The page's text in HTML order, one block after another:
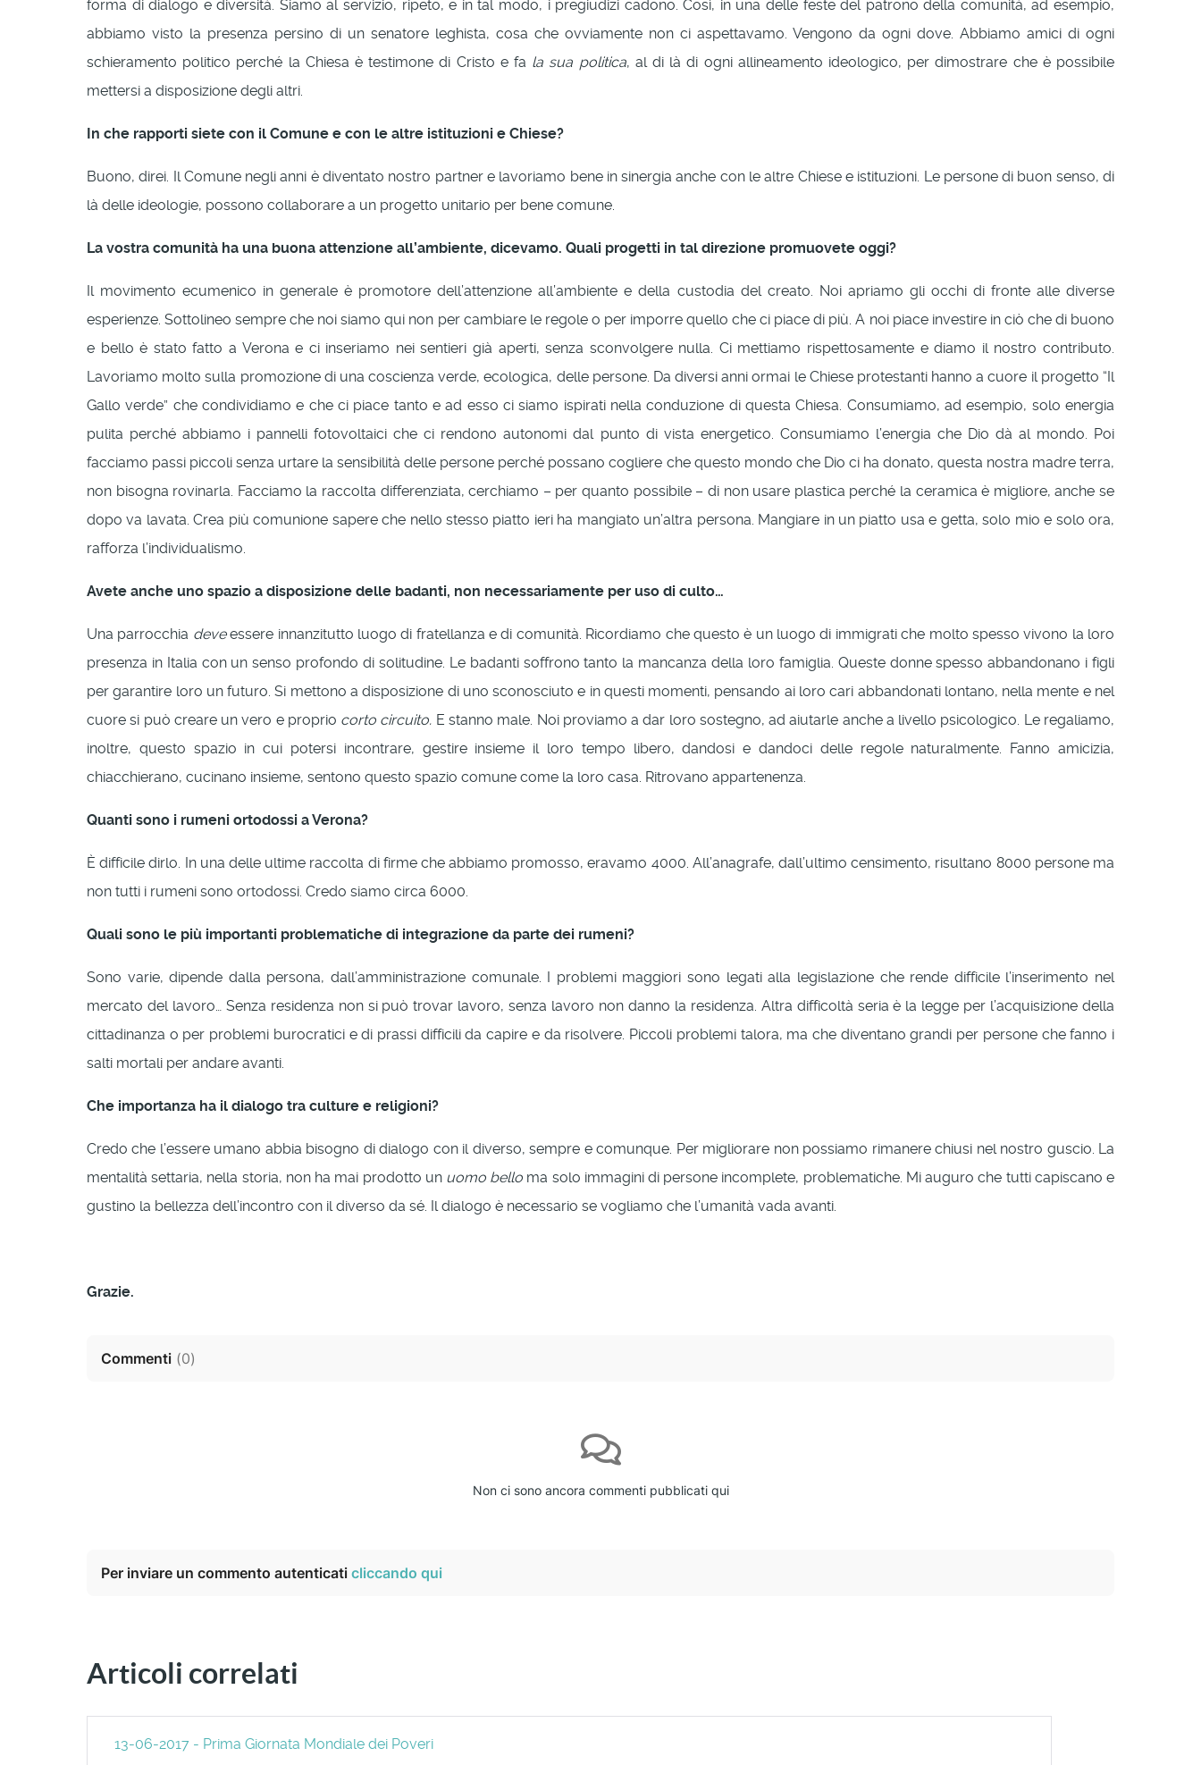
forma di dialogo e diversità. Siamo al servizio, ripeto, e in tal modo, i pregiudizi cadono. Così, in una delle feste del patrono della comunità, ad esempio,
abbiamo visto la presenza persino di un senatore leghista, cosa che ovviamente non ci aspettavamo. Vengono da ogni dove. Abbiamo amici di ogni
schieramento politico perché la Chiesa è testimone di Cristo e fa la sua politica, al di là di ogni allineamento ideologico, per dimostrare che è possibile
mettersi a disposizione degli altri.
In che rapporti siete con il Comune e con le altre istituzioni e Chiese?
Buono, direi. Il Comune negli anni è diventato nostro partner e lavoriamo bene in sinergia anche con le altre Chiese e istituzioni. Le persone di buon senso, di
là delle ideologie, possono collaborare a un progetto unitario per bene comune.
La vostra comunità ha una buona attenzione all’ambiente, dicevamo. Quali progetti in tal direzione promuovete oggi?
Il movimento ecumenico in generale è promotore dell’attenzione all’ambiente e della custodia del creato. Noi apriamo gli occhi di fronte alle diverse
esperienze. Sottolineo sempre che noi siamo qui non per cambiare le regole o per imporre quello che ci piace di più. A noi piace investire in ciò che di buono
e bello è stato fatto a Verona e ci inseriamo nei sentieri già aperti, senza sconvolgere nulla. Ci mettiamo rispettosamente e diamo il nostro contributo.
Lavoriamo molto sulla promozione di una coscienza verde, ecologica, delle persone. Da diversi anni ormai le Chiese protestanti hanno a cuore il progetto “Il
Gallo verde” che condividiamo e che ci piace tanto e ad esso ci siamo ispirati nella conduzione di questa Chiesa. Consumiamo, ad esempio, solo energia
pulita perché abbiamo i pannelli fotovoltaici che ci rendono autonomi dal punto di vista energetico. Consumiamo l’energia che Dio dà al mondo. Poi
facciamo passi piccoli senza urtare la sensibilità delle persone perché possano cogliere che questo mondo che Dio ci ha donato, questa nostra madre terra,
non bisogna rovinarla. Facciamo la raccolta differenziata, cerchiamo – per quanto possibile – di non usare plastica perché la ceramica è migliore, anche se
dopo va lavata. Crea più comunione sapere che nello stesso piatto ieri ha mangiato un’altra persona. Mangiare in un piatto usa e getta, solo mio e solo ora,
rafforza l’individualismo.
Avete anche uno spazio a disposizione delle badanti, non necessariamente per uso di culto…
Una parrocchia deveessere innanzitutto luogo di fratellanza e di comunità. Ricordiamo che questo è un luogo di immigrati che molto spesso vivono la loro
presenza in Italia con un senso profondo di solitudine. Le badanti soffrono tanto la mancanza della loro famiglia. Queste donne spesso abbandonano i figli
per garantire loro un futuro. Si mettono a disposizione di uno sconosciuto e in questi momenti, pensando ai loro cari abbandonati lontano, nella mente e nel
cuore si può creare un vero e proprio corto circuito. E stanno male. Noi proviamo a dar loro sostegno, ad aiutarle anche a livello psicologico. Le regaliamo,
inoltre, questo spazio in cui potersi incontrare, gestire insieme il loro tempo libero, dandosi e dandoci delle regole naturalmente. Fanno amicizia,
chiacchierano, cucinano insieme, sentono questo spazio comune come la loro casa. Ritrovano appartenenza.
Quanti sono i rumeni ortodossi a Verona?
È difficile dirlo. In una delle ultime raccolta di firme che abbiamo promosso, eravamo 4000. All’anagrafe, dall’ultimo censimento, risultano 8000 persone ma
non tutti i rumeni sono ortodossi. Credo siamo circa 6000.
Quali sono le più importanti problematiche di integrazione da parte dei rumeni?
Sono varie, dipende dalla persona, dall’amministrazione comunale. I problemi maggiori sono legati alla legislazione che rende difficile l’inserimento nel
mercato del lavoro… Senza residenza non si può trovar lavoro, senza lavoro non danno la residenza. Altra difficoltà seria è la legge per l’acquisizione della
cittadinanza o per problemi burocratici e di prassi difficili da capire e da risolvere. Piccoli problemi talora, ma che diventano grandi per persone che fanno i
salti mortali per andare avanti.
Che importanza ha il dialogo tra culture e religioni?
Credo che l’essere umano abbia bisogno di dialogo con il diverso, sempre e comunque. Per migliorare non possiamo rimanere chiusi nel nostro guscio. La
mentalità settaria, nella storia, non ha mai prodotto un uomo bello ma solo immagini di persone incomplete, problematiche. Mi auguro che tutti capiscano e
gustino la bellezza dell’incontro con il diverso da sé. Il dialogo è necessario se vogliamo che l’umanità vada avanti.
Grazie.
Commenti (0)
Non ci sono ancora commenti pubblicati qui
Per inviare un commento autenticati cliccando qui
Articoli correlati
13-06-2017 - Prima Giornata Mondiale dei Poveri